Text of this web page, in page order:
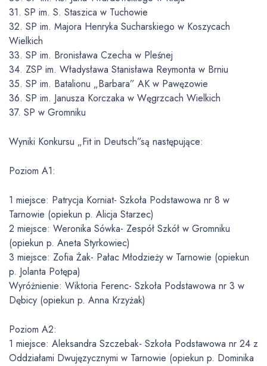
31. SP im. S. Staszica w Tuchowie
32. SP im. Majora Henryka Sucharskiego w Koszycach
Wielkich
33. SP im. Bronisława Czecha w Pleśnej
34. ZSP im. Władysława Stanisława Reymonta w Brniu
35. SP im. Batalionu „Barbara” AK w Pawęzowie
36. SP im. Janusza Korczaka w Węgrzcach Wielkich
37. SP w Gromniku
Wyniki Konkursu „Fit in Deutsch”są następujące:
Poziom A1:
1 miejsce: Patrycja Korniat- Szkoła Podstawowa nr 8 w
Tarnowie (opiekun p. Alicja Starzec)
2 miejsce: Weronika Sówka- Zespół Szkół w Gromniku
(opiekun p. Aneta Styrkowiec)
3 miejsce: Zofia Żak- Pałac Młodzieży w Tarnowie (opiekun
p. Jolanta Potępa)
Wyróżnienie: Wiktoria Ferenc- Szkoła Podstawowa nr 3 w
Dębicy (opiekun p. Anna Krzyżak)
Poziom A2:
1 miejsce: Aleksandra Szczebak- Szkoła Podstawowa nr 24 z
Oddziałami Dwujęzycznymi w Tarnowie (opiekun p. Dominika